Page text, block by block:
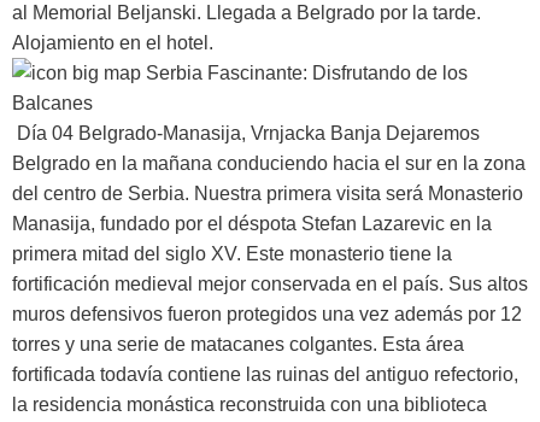
al Memorial Beljanski. Llegada a Belgrado por la tarde.
Alojamiento en el hotel.
Día 04 Belgrado-Manasija, Vrnjacka Banja Dejaremos
Belgrado en la mañana conduciendo hacia el sur en la zona
del centro de Serbia. Nuestra primera visita será Monasterio
Manasija, fundado por el déspota Stefan Lazarevic en la
primera mitad del siglo XV. Este monasterio tiene la
fortificación medieval mejor conservada en el país. Sus altos
muros defensivos fueron protegidos una vez además por 12
torres y una serie de matacanes colgantes. Esta área
fortificada todavía contiene las ruinas del antiguo refectorio,
la residencia monástica reconstruida con una biblioteca